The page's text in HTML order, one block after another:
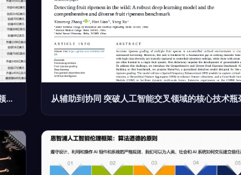
中科院发布 2019人工智能发展白皮书 谷歌微软引领ai爆发 从辅助到协同 突破人工智能交叉领域的核心技术瓶